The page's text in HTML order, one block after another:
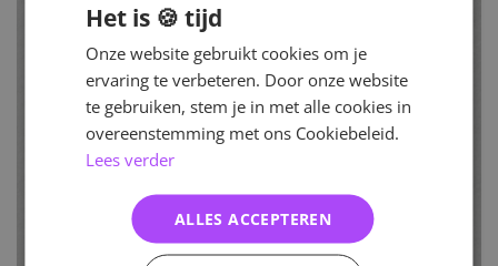
Het is 🍪 tijd
Onze website gebruikt cookies om je
ervaring te verbeteren. Door onze website
te gebruiken, stem je in met alle cookies in
overeenstemming met ons Cookiebeleid.
Lees verder
ALLES ACCEPTEREN